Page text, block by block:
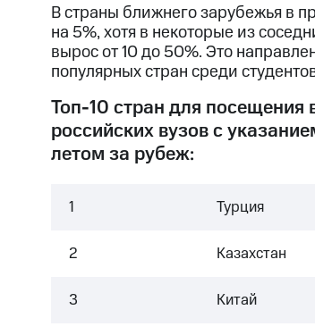
В страны ближнего зарубежья в
на 5%, хотя в некоторые из
вырос от 10 до 50%. Это
популярных стран среди
Топ-10 стран для посещения
российских вузов с
летом за рубеж:
1 Турция
2 Казахстан
3 Китай